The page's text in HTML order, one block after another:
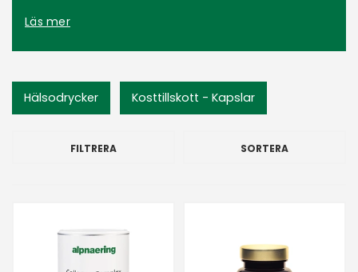
egenskaper, är vårt högkvalitativa
hälsokostsortiment framtaget som en
och energifylld tillvaro.
Läs mer
Hälsodrycker Kosttillskott - Kapslar
FILTRERA SORTERA